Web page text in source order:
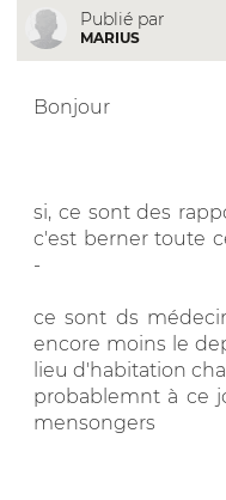
Publié par
MARIUS
Bonjour
si, ce sont des
c'est berner toute
-
ce sont ds
encore moins le
lieu d'habitation
probablemnt à ce
mensongers